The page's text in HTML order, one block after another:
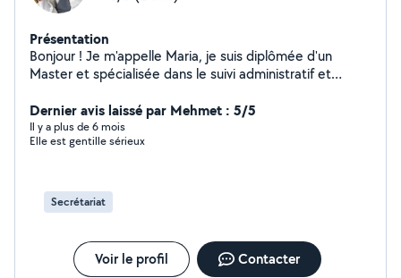
Présentation
Bonjour ! Je m'appelle Maria, je suis diplômée d'un
Master et spécialisée dans le suivi administratif et
propose mes services pour faciliter vos démarches
administratives, qu'il s'agisse de CAF, impôts, logement,
mutuelle, Pôle emploi ou encore réservation de
bienveillance.
Dernier avis laissé par Mehmet : 5/5
Il y a plus de 6 mois
Elle est gentille sérieux
Secrétariat
Voir le profil Contacter